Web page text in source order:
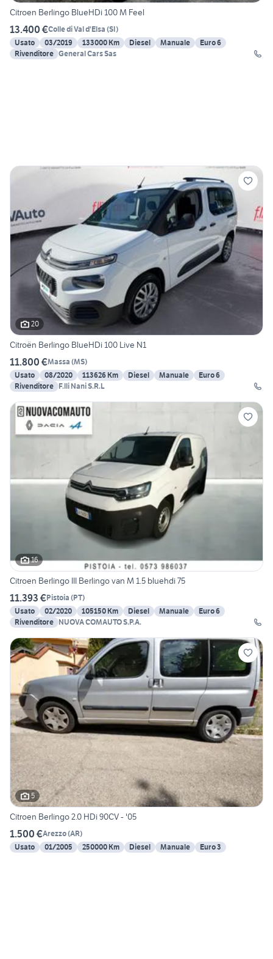
Citroen Berlingo BlueHDi 100 M Feel
13.400 €Colle di Val d'Elsa (SI)
Usato
03/2019 133000 Km Diesel Manuale
Euro 6
Rivenditore General Cars Sas
20
Citroën Berlingo BlueHDi 100 Live N1
11.800 €Massa (MS)
Usato
08/2020 113626 Km Diesel Manuale
Euro 6
Rivenditore F.lli Nani S.R.L
16
Citroen Berlingo III Berlingo van M 1.5 bluehdi 75
11.393 €Pistoia (PT)
Usato
02/2020 105150 Km Diesel Manuale
Euro 6
Rivenditore NUOVA COMAUTO S.P.A.
5
Citroen Berlingo 2.0 HDi 90CV - '05
1.500 €Arezzo(AR)
Usato
01/2005 250000 Km Diesel Manuale Euro 3